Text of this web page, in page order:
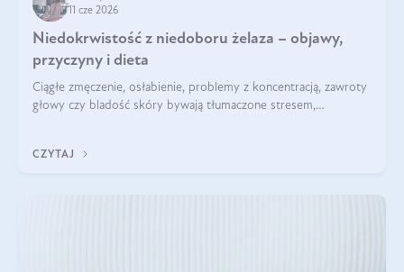
11 cze 2026
Niedokrwistość z niedoboru żelaza – objawy,
przyczyny i dieta
Ciągłe zmęczenie, osłabienie, problemy z koncentracją, zawroty
głowy czy bladość skóry bywają tłumaczone stresem,
CZYTAJ